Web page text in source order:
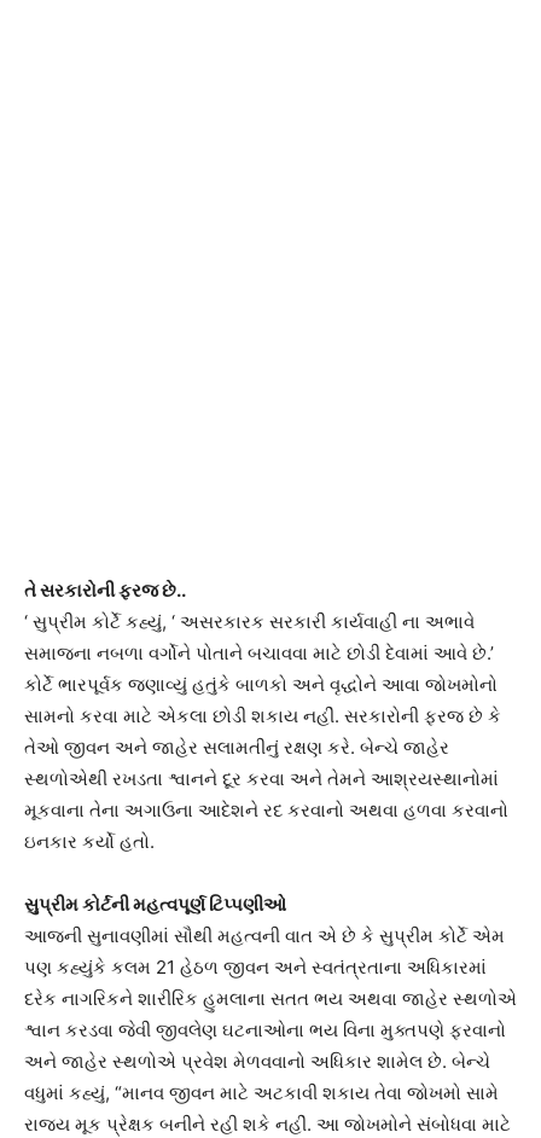
તે સરકારોની ફરજ છે..
‘ સુપ્રીમ કોર્ટે કહ્યું, ‘ અસરકારક સરકારી કાર્યવાહી ના અભાવે
સમાજના નબળા વર્ગોને પોતાને બચાવવા માટે છોડી દેવામાં આવે છે.’
કોર્ટે ભારપૂર્વક જણાવ્યું હતુંકે બાળકો અને વૃદ્ધોને આવા જોખમોનો
સામનો કરવા માટે એકલા છોડી શકાય નહીં. સરકારોની ફરજ છે કે
તેઓ જીવન અને જાહેર સલામતીનું રક્ષણ કરે. બેન્ચે જાહેર
સ્થળોએથી રખડતા શ્વાનને દૂર કરવા અને તેમને આશ્રયસ્થાનોમાં
મૂકવાના તેના અગાઉના આદેશને રદ કરવાનો અથવા હળવા કરવાનો
ઇનકાર કર્યો હતો.
સુપ્રીમ કોર્ટની મહત્વપૂર્ણ ટિપ્પણીઓ
આજની સુનાવણીમાં સૌથી મહત્વની વાત એ છે કે સુપ્રીમ કોર્ટે એમ
પણ કહ્યુંકે કલમ 21 હેઠળ જીવન અને સ્વતંત્રતાના અધિકારમાં
દરેક નાગરિકને શારીરિક હુમલાના સતત ભય અથવા જાહેર સ્થળોએ
શ્વાન કરડવા જેવી જીવલેણ ઘટનાઓના ભય વિના મુક્તપણે ફરવાનો
અને જાહેર સ્થળોએ પ્રવેશ મેળવવાનો અધિકાર શામેલ છે. બેન્ચે
વધુમાં કહ્યું, “માનવ જીવન માટે અટકાવી શકાય તેવા જોખમો સામે
રાજ્ય મૂક પ્રેક્ષક બનીને રહી શકે નહીં. આ જોખમોને સંબોધવા માટે